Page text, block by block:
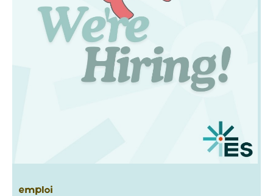
emploi